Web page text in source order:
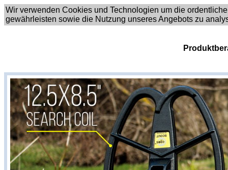
Wir verwenden Cookies und Technologien um die
gewährleisten sowie die Nutzung unseres Angebots zu